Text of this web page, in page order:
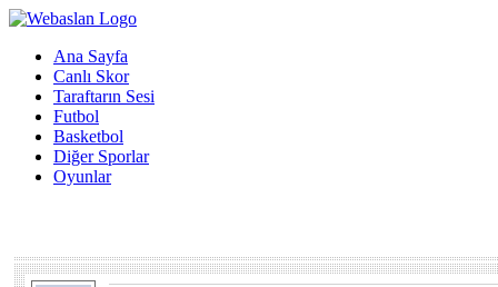
Ana Sayfa
Canlı Skor
Taraftarın Sesi
Futbol
Basketbol
Diğer Sporlar
Oyunlar